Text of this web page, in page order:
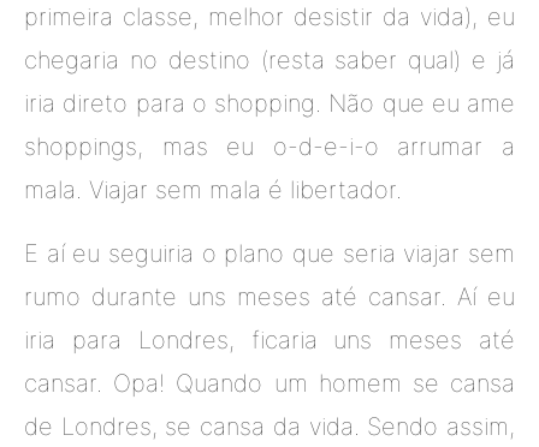
primeira classe, melhor desistir da vida), eu
chegaria no destino (resta saber qual) e já
iria direto para o shopping. Não que eu ame
shoppings, mas eu o-d-e-i-o arrumar a
mala. Viajar sem mala é libertador.
E aí eu seguiria o plano que seria viajar sem
rumo durante uns meses até cansar. Aí eu
iria para Londres, ficaria uns meses até
cansar. Opa! Quando um homem se cansa
de Londres, se cansa da vida. Sendo assim,